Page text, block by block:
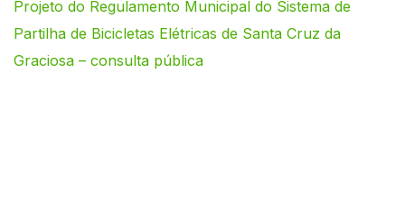
Projeto do Regulamento Municipal do Sistema de
Partilha de Bicicletas Elétricas de Santa Cruz da
Graciosa – consulta pública